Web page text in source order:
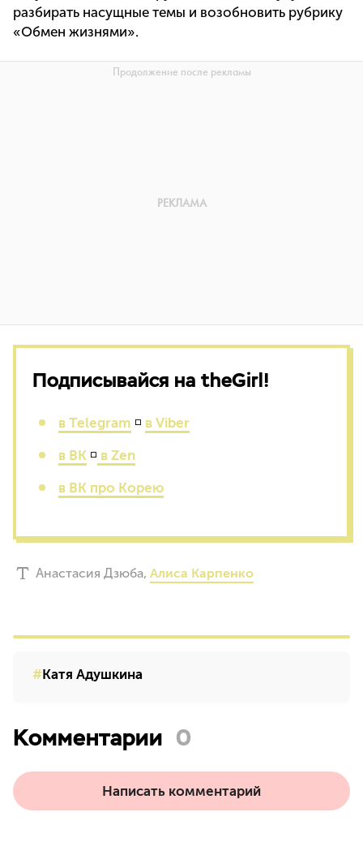
разбирать насущные темы и возобновить рубрику
«Обмен жизнями».
Подписывайся на theGirl!
в Telegram ◽ в Viber
в ВК ◽ в Zen
в ВК про Корею
Анастасия Дзюба, Алиса Карпенко
Катя Адушкина
Комментарии 0
Написать комментарий